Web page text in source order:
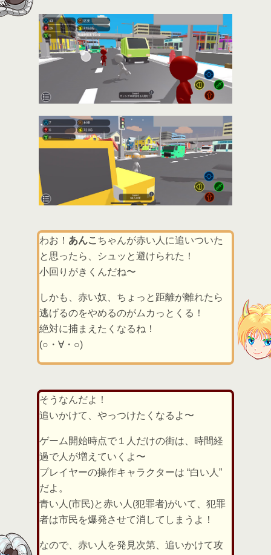
わお！ あんこ ちゃんが赤い人に追いついた
と思ったら、シュッと避けられた！
小回りがきくんだね〜
しかも、赤い奴、ちょっと距離が離れたら
逃げるのをやめるのがムカっとくる！
絶対に捕まえたくなるね！
(○・∀・○)
そうなんだよ！
追いかけて、やっつけたくなるよ〜
ゲーム開始時点で１人だけの街は、時間経
過で人が増えていくよ〜
プレイヤーの操作キャラクターは “白い人”
だよ。
青い人(市民)と赤い人(犯罪者)がいて、犯罪
者は市民を爆発させて消してしまうよ！
なので、赤い人を発見次第、追いかけて攻